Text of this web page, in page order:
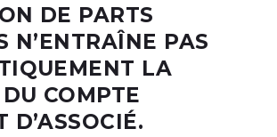
DE PARTS
N’ENTRAÎNE PAS
LA
COMPTE
D’ASSOCIÉ.